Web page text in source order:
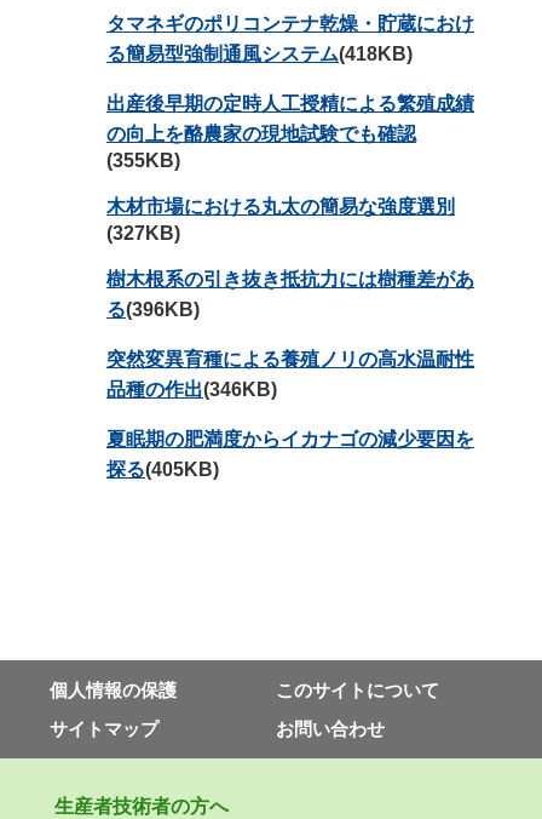
タマネギのポリコンテナ乾燥・貯蔵におけ
る簡易型強制通風システム(418KB)
出産後早期の定時人工授精による繁殖成績
の向上を酪農家の現地試験でも確認
(355KB)
木材市場における丸太の簡易な強度選別
(327KB)
樹木根系の引き抜き抵抗力には樹種差があ
る(396KB)
突然変異育種による養殖ノリの高水温耐性
品種の作出(346KB)
夏眠期の肥満度からイカナゴの減少要因を
探る(405KB)
個⼈情報の保護
このサイトについて
サイトマップ
お問い合わせ
⽣産者技術者の⽅へ